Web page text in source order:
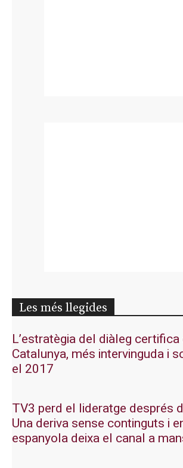
Les més llegides
L’estratègia del diàleg
Catalunya, més intervinguda i
el 2017
TV3 perd el lideratge després
Una deriva sense continguts i
espanyola deixa el canal a